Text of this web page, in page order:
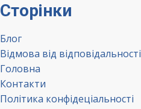
Сторінки
Блог
Відмова від відповідальності
Головна
Контакти
Політика конфідеціальності